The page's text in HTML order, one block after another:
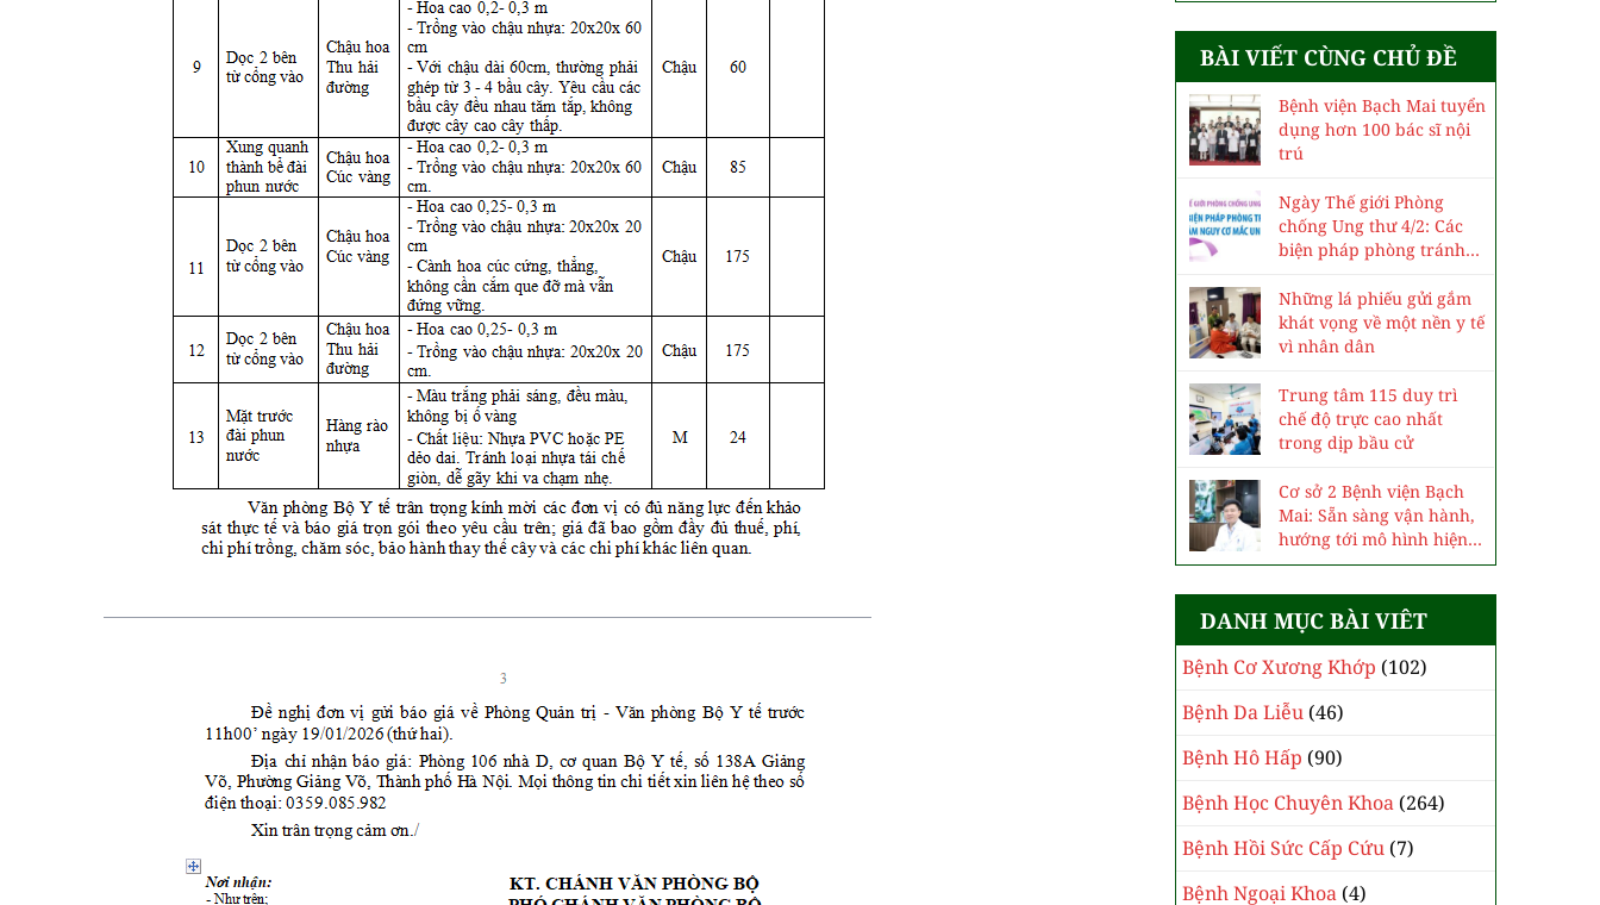
BÀI VIẾT CÙNG CHỦ ĐỀ
Bệnh viện Bạch Mai tuyển
dụng hơn 100 bác sĩ nội
trú
Ngày Thế giới Phòng
chống Ung thư 4/2: Các
biện pháp phòng tránh
thư
Những lá phiếu gửi gắm
khát vọng về một nền y tế
vì nhân dân
Trung tâm 115 duy trì
chế độ trực cao nhất
trong dịp bầu cử
Cơ sở 2 Bệnh viện Bạch
Mai: Sẵn sàng vận hành,
hướng tới mô hình hiện
đại, chuyên sâu
DANH MỤC BÀI VIÊT
Bệnh Cơ Xương Khớp (102)
Bệnh Da Liễu (46)
Bệnh Hô Hấp (90)
Bệnh Học Chuyên Khoa (264)
Bệnh Hồi Sức Cấp Cứu (7)
Bệnh Ngoại Khoa (4)